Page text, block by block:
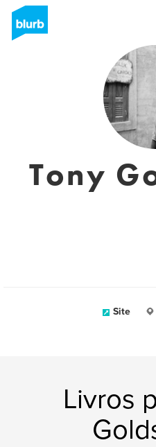
Tony
Site
Livros